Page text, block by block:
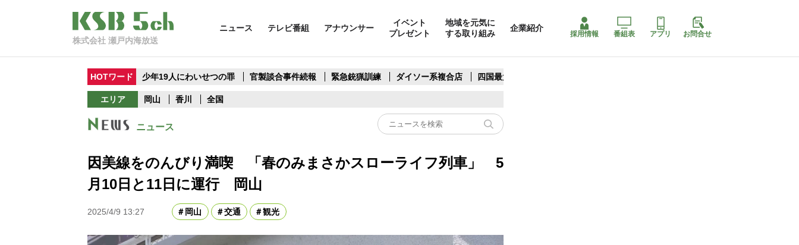
株式会社 瀬戸内海放送
ニュース テレビ番組 アナウンサー
イベント
プレゼント
地域を元気に
する取り組み
企業紹介
採用情報 番組表 アプリ お問合せ
HOTワード 少年19人にわいせつの罪 官製談合事件続報 緊急銃猟訓練 ダイソー系複合店 四国最大スリコ
エリア 岡山 香川 全国
ニュース
因美線をのんびり満喫 「春のみまさかスローライフ列車」 5
月10日と11日に運行 岡山
2025/4/9 13:27 岡山 交通 観光